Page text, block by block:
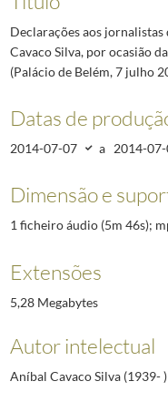
Declarações aos
Cavaco Silva, por ocasião
(Palácio de Belém, 7 julho
Datas de
2014-07-07 a 2014-
Dimensão e
1 ficheiro áudio (5m 46s);
Extensões
5,28 Megabytes
Autor intelectual
Aníbal Cavaco Silva (1939- )